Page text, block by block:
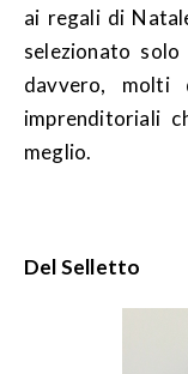
ai regali di
selezionato
davvero, molti
imprenditoriali
meglio.
Del Selletto